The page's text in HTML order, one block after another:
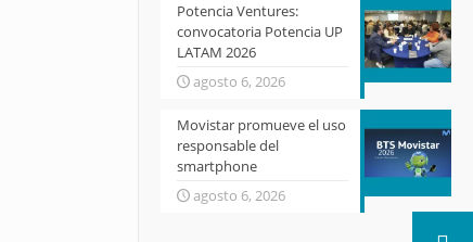
Potencia Ventures:
convocatoria Potencia UP
LATAM 2026
agosto 6, 2026
Movistar promueve el uso
responsable del
smartphone
agosto 6, 2026